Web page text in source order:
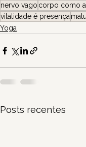
nervo vago corpo como
vitalidade é presença
Yoga
Posts recentes